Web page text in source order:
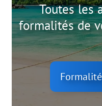
Toutes les
formalités de